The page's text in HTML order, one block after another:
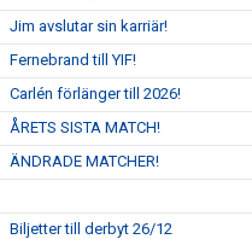
Jim avslutar sin karriär!
Fernebrand till YIF!
Carlén förlänger till 2026!
ÅRETS SISTA MATCH!
ÄNDRADE MATCHER!
Biljetter till derbyt 26/12